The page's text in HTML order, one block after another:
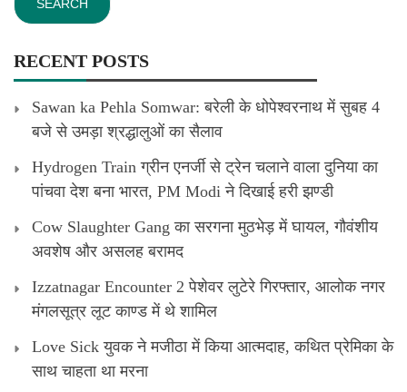
RECENT POSTS
Sawan ka Pehla Somwar: बरेली के धोपेश्वरनाथ में सुबह 4
बजे से उमड़ा श्रद्धालुओं का सैलाव
Hydrogen Train ग्रीन एनर्जी से ट्रेन चलाने वाला दुनिया का
पांचवा देश बना भारत, PM Modi ने दिखाई हरी झण्डी
Cow Slaughter Gang का सरगना मुठभेड़ में घायल, गौवंशीय
अवशेष और असलह बरामद
Izzatnagar Encounter 2 पेशेवर लुटेरे गिरफ्तार, आलोक नगर
मंगलसूत्र लूट काण्‍ड में थे शामिल
Love Sick युवक ने मजीठा में किया आत्मदाह, कथित प्रेमिका के
साथ चाहता था मरना